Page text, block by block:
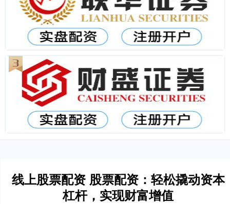
线上股票配资 股票配资：轻松撬动资本
杠杆，实现财富增值